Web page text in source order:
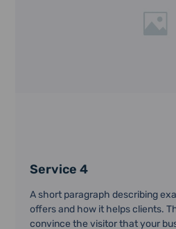
Service 4
A short paragraph describing
offers and how it helps clients.
convince the visitor that your